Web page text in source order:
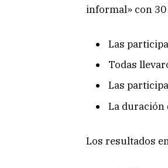
informal» con
Las
Todas
Las
La duración
Los resultados